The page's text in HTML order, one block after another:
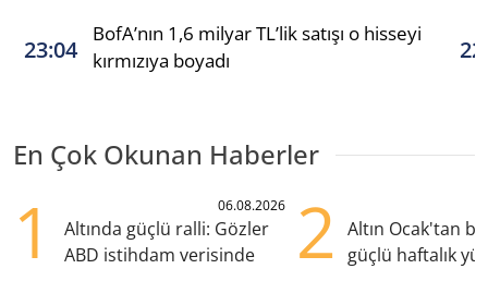
23:04
BofA’nın 1,6 milyar TL’lik satışı o hisseyi
kırmızıya boyadı
En Çok Okunan Haberler
1 06.08.2026
Altında güçlü ralli: Gözler
ABD istihdam verisinde
2
Altın Ocak'tan
güçlü haftalık